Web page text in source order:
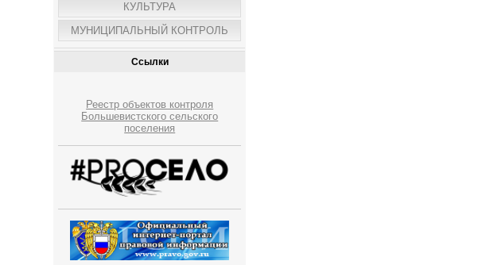
КУЛЬТУРА
МУНИЦИПАЛЬНЫЙ КОНТРОЛЬ
Ссылки
Реестр объектов контроля
Большевистского сельского
поселения